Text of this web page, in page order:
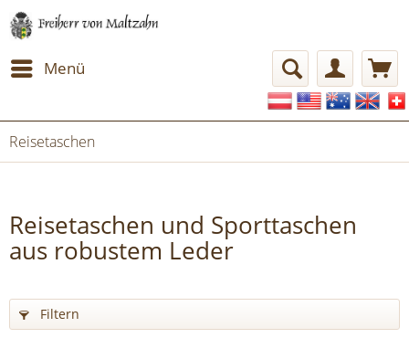
Menü
Reisetaschen
Reisetaschen und Sporttaschen
aus robustem Leder
Filtern